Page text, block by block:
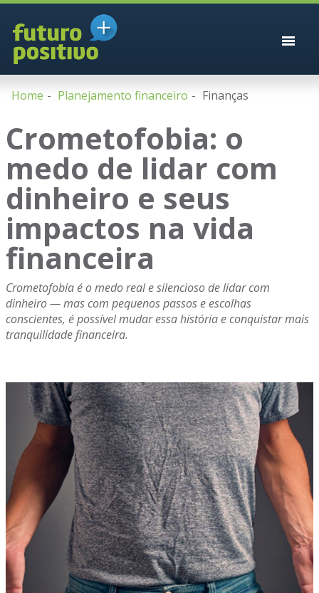
Home Planejamento financeiro Finanças
Crometofobia: o
medo de lidar com
dinheiro e seus
impactos na vida
financeira
Crometofobia é o medo real e silencioso de lidar com
dinheiro — mas com pequenos passos e escolhas
conscientes, é possível mudar essa história e conquistar mais
tranquilidade financeira.